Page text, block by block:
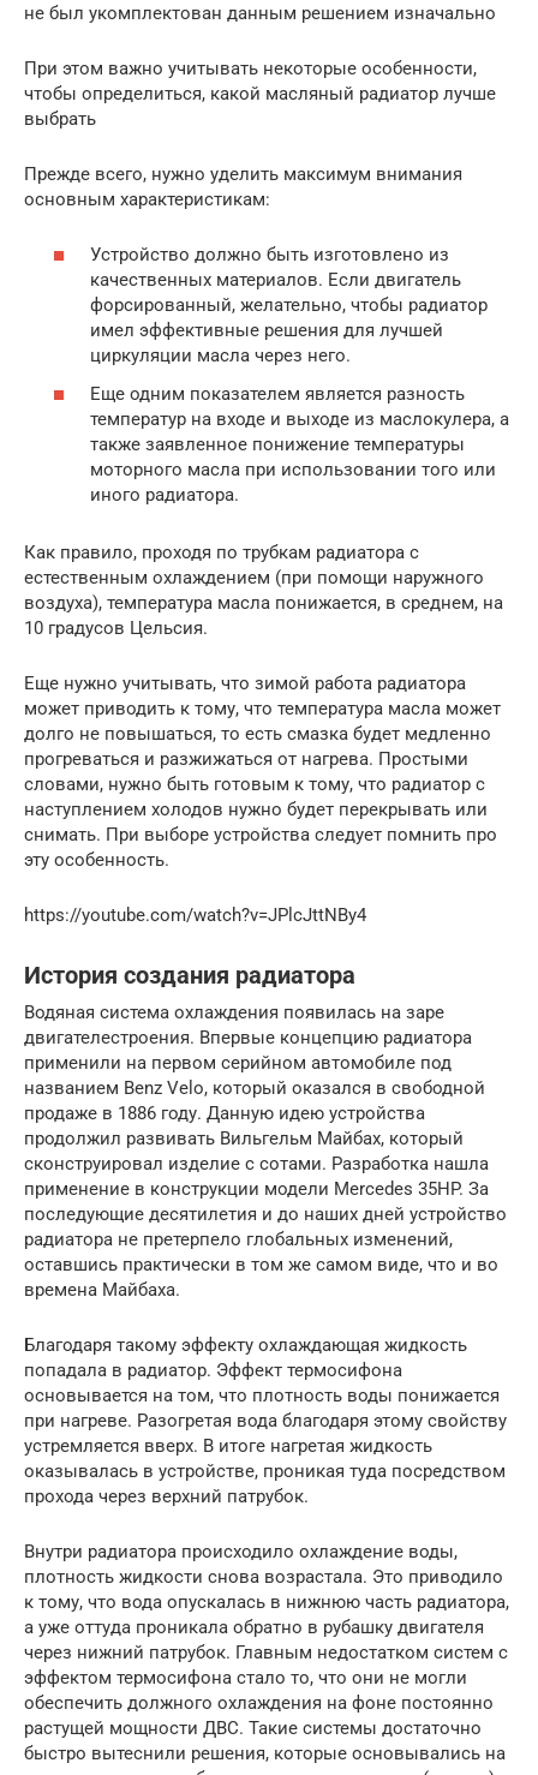
не был укомплектован данным решением изначально
При этом важно учитывать некоторые особенности,
чтобы определиться, какой масляный радиатор лучше
выбрать
Прежде всего, нужно уделить максимум внимания
основным характеристикам:
Устройство должно быть изготовлено из
качественных материалов. Если двигатель
форсированный, желательно, чтобы радиатор
имел эффективные решения для лучшей
циркуляции масла через него.
Еще одним показателем является разность
температур на входе и выходе из маслокулера, а
также заявленное понижение температуры
моторного масла при использовании того или
иного радиатора.
Как правило, проходя по трубкам радиатора с
естественным охлаждением (при помощи наружного
воздуха), температура масла понижается, в среднем, на
10 градусов Цельсия.
Еще нужно учитывать, что зимой работа радиатора
может приводить к тому, что температура масла может
долго не повышаться, то есть смазка будет медленно
прогреваться и разжижаться от нагрева. Простыми
словами, нужно быть готовым к тому, что радиатор с
наступлением холодов нужно будет перекрывать или
снимать. При выборе устройства следует помнить про
эту особенность.
https://youtube.com/watch?v=JPlcJttNBy4
История создания радиатора
Водяная система охлаждения появилась на заре
двигателестроения. Впервые концепцию радиатора
применили на первом серийном автомобиле под
названием Benz Velo, который оказался в свободной
продаже в 1886 году. Данную идею устройства
продолжил развивать Вильгельм Майбах, который
сконструировал изделие с сотами. Разработка нашла
применение в конструкции модели Mercedes 35HP. За
последующие десятилетия и до наших дней устройство
радиатора не претерпело глобальных изменений,
оставшись практически в том же самом виде, что и во
времена Майбаха.
Благодаря такому эффекту охлаждающая жидкость
попадала в радиатор. Эффект термосифона
основывается на том, что плотность воды понижается
при нагреве. Разогретая вода благодаря этому свойству
устремляется вверх. В итоге нагретая жидкость
оказывалась в устройстве, проникая туда посредством
прохода через верхний патрубок.
Внутри радиатора происходило охлаждение воды,
плотность жидкости снова возрастала. Это приводило
к тому, что вода опускалась в нижнюю часть радиатора,
а уже оттуда проникала обратно в рубашку двигателя
через нижний патрубок. Главным недостатком систем с
эффектом термосифона стало то, что они не могли
обеспечить должного охлаждения на фоне постоянно
растущей мощности ДВС. Такие системы достаточно
быстро вытеснили решения, которые основывались на